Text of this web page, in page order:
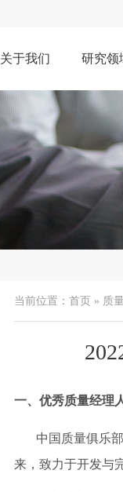
关于我们 研究领
当前位置：首页 » 质
一、优秀质量经理
中国质量俱乐
来，致力于开发与